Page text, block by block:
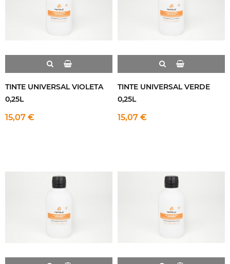
TINTE UNIVERSAL VIOLETA
0,25L
15,07 €
TINTE UNIVERSAL VERDE
0,25L
15,07 €